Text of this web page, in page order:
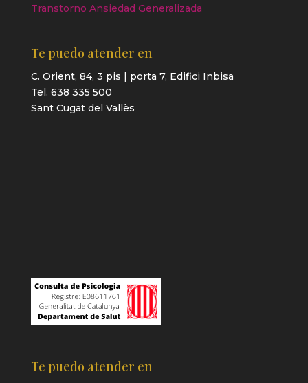
Transtorno Ansiedad Generalizada
Te puedo atender en
C. Orient, 84, 3 pis | porta 7, Edifici Inbisa
Tel. 638 335 500
Sant Cugat del Vallès
Te puedo atender en